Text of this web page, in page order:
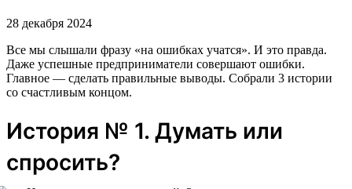
28 декабря 2024
Все мы слышали фразу «на ошибках учатся». И это правда.
Даже успешные предприниматели совершают ошибки.
Главное — сделать правильные выводы. Собрали 3 истории
со счастливым концом.
История № 1. Думать или
спросить?